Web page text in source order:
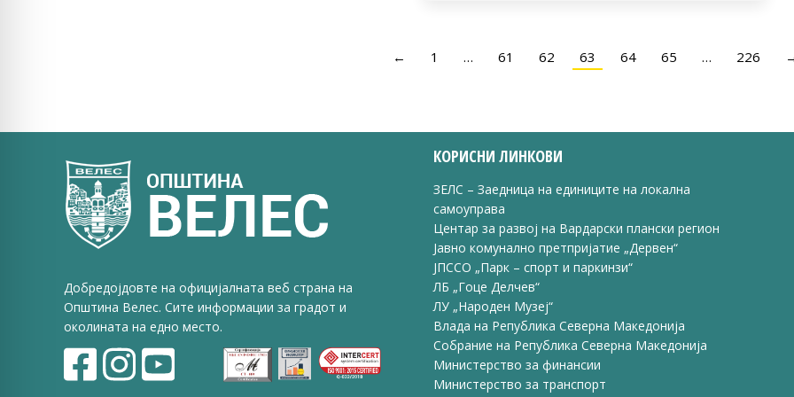
← 1 … 61 62 63 64 65 … 226
Добредојдовте на официјалната веб страна на
Општина Велес. Сите информации за градот и
околината на едно место.
КОРИСНИ ЛИНКОВИ
ЗЕЛС – Заедница на единиците на локална
самоуправа
Центар за развој на Вардарски плански регион
Јавно комунално претпријатие „Дервен“
ЈПССО „Парк – спорт и паркинзи“
ЛБ „Гоце Делчев“
ЛУ „Народен Музеј“
Влада на Република Северна Македонија
Собрание на Република Северна Македонија
Министерство за финансии
Министерство за транспорт